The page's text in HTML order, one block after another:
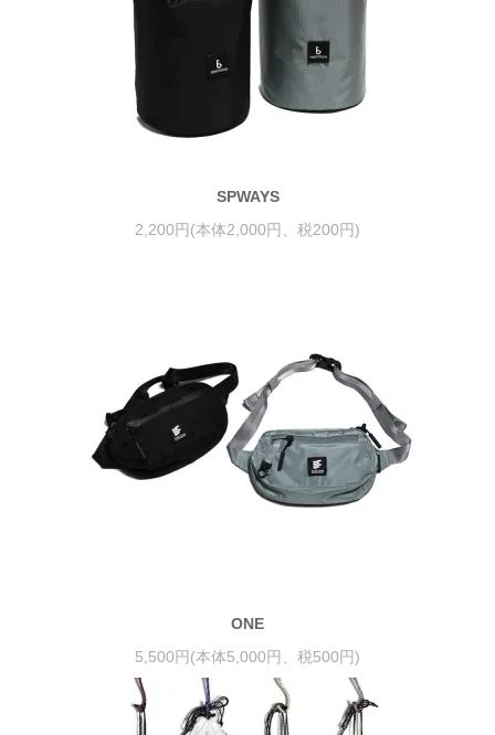
SPWAYS
2,200円(本体2,000円、税200円)
ONE
5,500円(本体5,000円、税500円)